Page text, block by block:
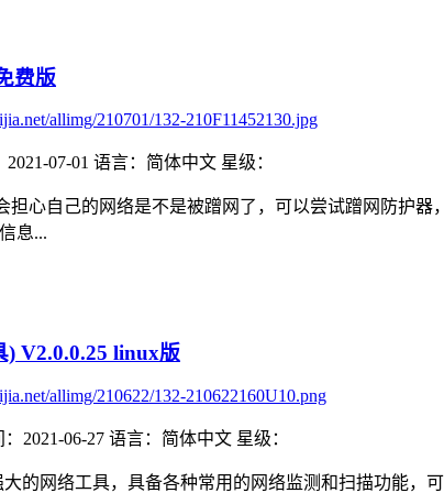
费版
2021-07-01 语言：简体中文 星级：
担心自己的网络是不是被蹭网了，可以尝试蹭网防护
息...
) V2.0.0.25 linux版
：2021-06-27 语言：简体中文 星级：
大的网络工具，具备各种常用的网络监测和扫描功能